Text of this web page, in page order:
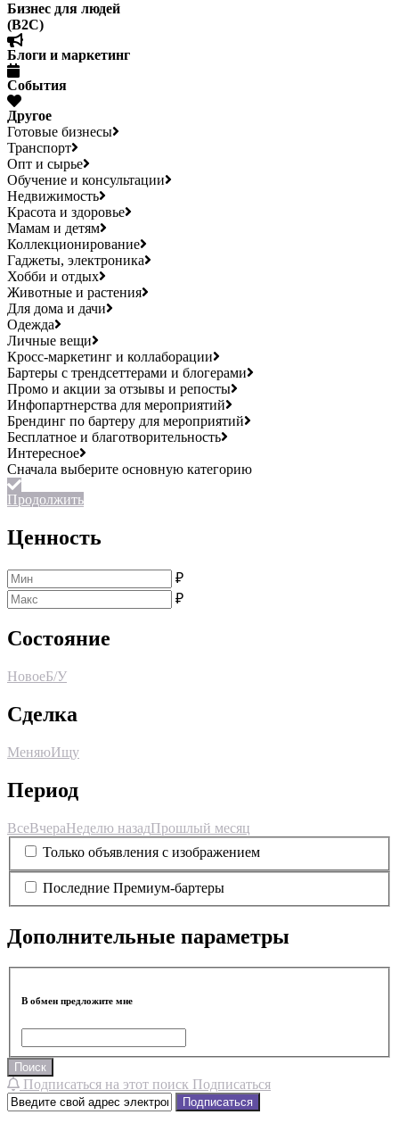
Бизнес для людей
(B2C)
Блоги и маркетинг
События
Другое
Готовые бизнесы
Транспорт
Опт и сырье
Обучение и консультации
Недвижимость
Красота и здоровье
Мамам и детям
Коллекционирование
Гаджеты, электроника
Хобби и отдых
Животные и растения
Для дома и дачи
Одежда
Личные вещи
Кросс-маркетинг и коллаборации
Бартеры с трендсеттерами и блогерами
Промо и акции за отзывы и репосты
Инфопартнерства для мероприятий
Брендинг по бартеру для мероприятий
Бесплатное и благотворительность
Интересное
Продолжить
Ценность
₽
₽
Состояние
НовоеБ/У
Сделка
МеняюИщу
Период
ВсеВчераНеделю назадПрошлый месяц
Только объявления с изображением
Последние Премиум-бартеры
Дополнительные параметры
В обмен предложите мне
Поиск
Подписаться на этот поиск Подписаться
Подписаться